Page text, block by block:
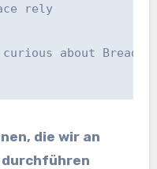
rely
about Bread")
die wir an